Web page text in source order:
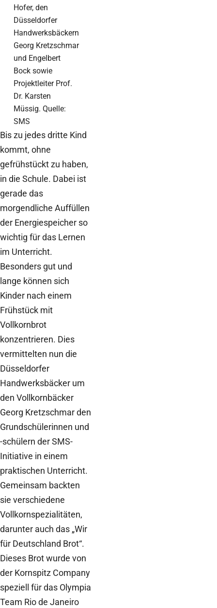
Hofer, den
Düsseldorfer
Handwerksbäckern
Georg Kretzschmar
und Engelbert
Bock sowie
Projektleiter Prof.
Dr. Karsten
Müssig. Quelle:
SMS
Bis zu jedes dritte Kind
kommt, ohne
gefrühstückt zu haben,
in die Schule. Dabei ist
gerade das
morgendliche Auffüllen
der Energiespeicher so
wichtig für das Lernen
im Unterricht.
Besonders gut und
lange können sich
Kinder nach einem
Frühstück mit
Vollkornbrot
konzentrieren. Dies
vermittelten nun die
Düsseldorfer
Handwerksbäcker um
den Vollkornbäcker
Georg Kretzschmar den
Grundschülerinnen und
-schülern der SMS-
Initiative in einem
praktischen Unterricht.
Gemeinsam backten
sie verschiedene
Vollkornspezialitäten,
darunter auch das „Wir
für Deutschland Brot“.
Dieses Brot wurde von
der Kornspitz Company
speziell für das Olympia
Team Rio de Janeiro